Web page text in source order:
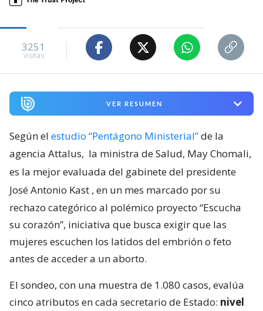
3251
visitas
VER RESUMEN
Según el estudio “Pentágono Ministerial”de la
agencia Attalus, la ministra de Salud, May Chomali,
es la mejor evaluada del gabinete del presidente
José Antonio Kast , en un mes marcado por su
rechazo categórico al polémico proyecto “Escucha
su corazón”, iniciativa que busca exigir que las
mujeres escuchen los latidos del embrión o feto
antes de acceder a un aborto.
El sondeo, con una muestra de 1.080 casos, evalúa
cinco atributos en cada secretario de Estado: nivel